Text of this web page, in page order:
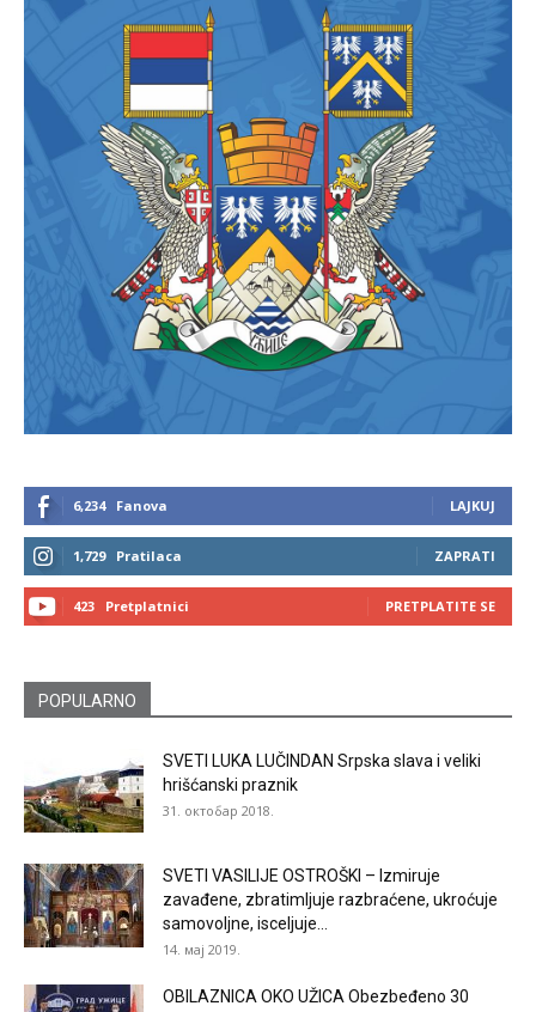
6,234 Fanova LAJKUJ
1,729 Pratilaca ZAPRATI
423 Pretplatnici PRETPLATITE SE
POPULARNO
SVETI LUKA LUČINDAN Srpska slava i veliki
hrišćanski praznik
31. октобар 2018.
SVETI VASILIJE OSTROŠKI – Izmiruje
zavađene, zbratimljuje razbraćene, ukroćuje
samovoljne, isceljuje...
14. мај 2019.
OBILAZNICA OKO UŽICA Obezbeđeno 30